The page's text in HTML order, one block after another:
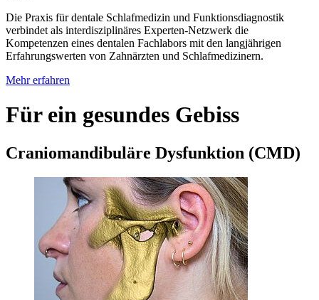
Die Praxis für dentale Schlafmedizin und Funktionsdiagnostik
verbindet als interdisziplinäres Experten-Netzwerk die
Kompetenzen eines dentalen Fachlabors mit den langjährigen
Erfahrungswerten von Zahnärzten und Schlafmedizinern.
Mehr erfahren
Für ein gesundes Gebiss
Craniomandibuläre Dysfunktion (CMD)